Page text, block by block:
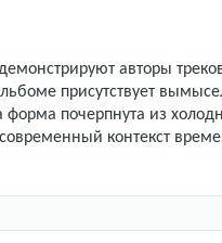
авторы
присутствует
почерпнута из
контекст